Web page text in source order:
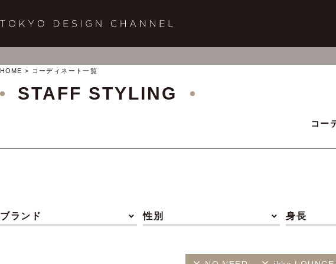
HOME コーディネート一覧
STAFF STYLING
コー
ブランド 性別 身長